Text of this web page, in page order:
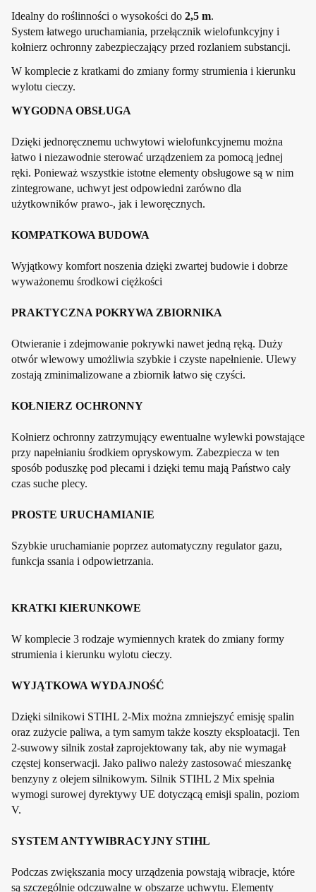
Idealny do roślinności o wysokości do 2,5 m.
System łatwego uruchamiania, przełącznik wielofunkcyjny i
kołnierz ochronny zabezpieczający przed rozlaniem substancji.
W komplecie z kratkami do zmiany formy strumienia i kierunku
wylotu cieczy.
WYGODNA OBSŁUGA
Dzięki jednoręcznemu uchwytowi wielofunkcyjnemu można
łatwo i niezawodnie sterować urządzeniem za pomocą jednej
ręki. Ponieważ wszystkie istotne elementy obsługowe są w nim
zintegrowane, uchwyt jest odpowiedni zarówno dla
użytkowników prawo-, jak i leworęcznych.
KOMPATKOWA BUDOWA
Wyjątkowy komfort noszenia dzięki zwartej budowie i dobrze
wyważonemu środkowi ciężkości
PRAKTYCZNA POKRYWA ZBIORNIKA
Otwieranie i zdejmowanie pokrywki nawet jedną ręką. Duży
otwór wlewowy umożliwia szybkie i czyste napełnienie. Ulewy
zostają zminimalizowane a zbiornik łatwo się czyści.
KOŁNIERZ OCHRONNY
Kołnierz ochronny zatrzymujący ewentualne wylewki powstające
przy napełnianiu środkiem opryskowym. Zabezpiecza w ten
sposób poduszkę pod plecami i dzięki temu mają Państwo cały
czas suche plecy.
PROSTE URUCHAMIANIE
Szybkie uruchamianie poprzez automatyczny regulator gazu,
funkcja ssania i odpowietrzania.
KRATKI KIERUNKOWE
W komplecie 3 rodzaje wymiennych kratek do zmiany formy
strumienia i kierunku wylotu cieczy.
WYJĄTKOWA WYDAJNOŚĆ
Dzięki silnikowi STIHL 2-Mix można zmniejszyć emisję spalin
oraz zużycie paliwa, a tym samym także koszty eksploatacji. Ten
2-suwowy silnik został zaprojektowany tak, aby nie wymagał
częstej konserwacji. Jako paliwo należy zastosować mieszankę
benzyny z olejem silnikowym. Silnik STIHL 2 Mix spełnia
wymogi surowej dyrektywy UE dotyczącą emisji spalin, poziom
V.
SYSTEM ANTYWIBRACYJNY STIHL
Podczas zwiększania mocy urządzenia powstają wibracje, które
są szczególnie odczuwalne w obszarze uchwytu. Elementy